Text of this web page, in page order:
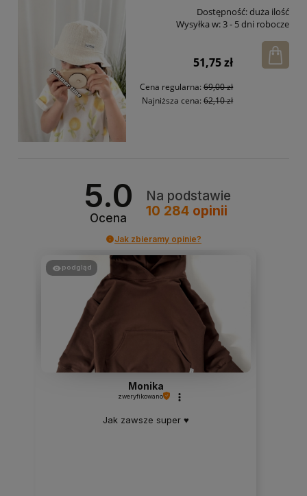
Dostępność:duża ilość
Wysyłka w:3 - 5 dni robocze
51,75 zł
Cena regularna:69,00 zł
Najniższa cena:62,10 zł
5.0
Ocena
Na podstawie
10 284opinii
Jak zbieramy opinie?
podgląd
Monika
zweryfikowano
Jak zawsze super ♥️